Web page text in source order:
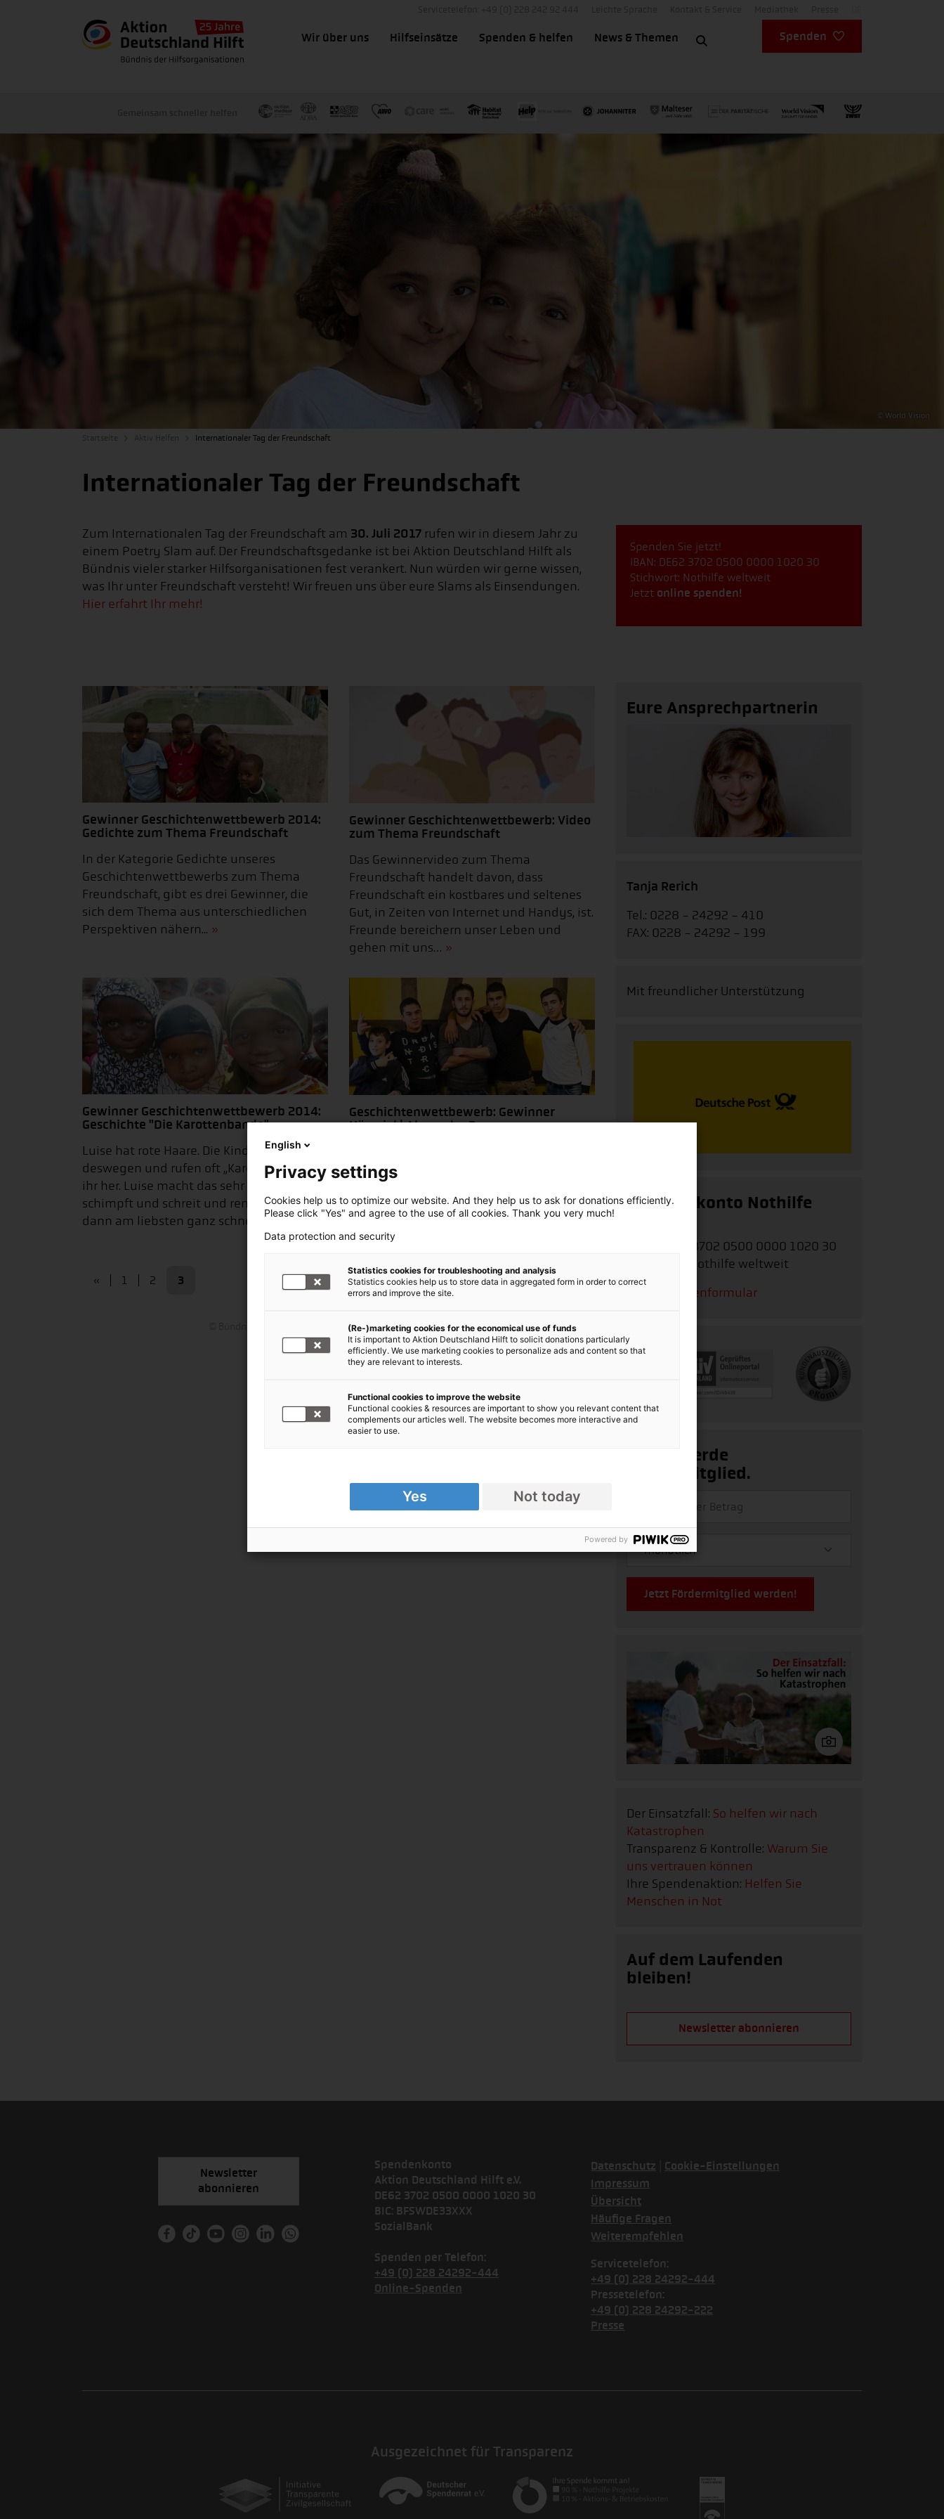
Wir über uns Hilfseinsätze Spenden & helfen News & Themen Spenden
© World Vision
Internationaler Tag der Freundschaft
Internationaler Tag der Freundschaft
Zum Internationalen Tag der Freundschaft am 30. Juli 2017 rufen wir in diesem Jahr zu
einem Poetry Slam auf. Der Freundschaftsgedanke ist bei Aktion Deutschland Hilft als
Bündnis vieler starker Hilfsorganisationen fest verankert. Nun würden wir gerne wissen,
was Ihr unter Freundschaft versteht! Wir freuen uns über eure Slams als Einsendungen.
Hier erfahrt Ihr mehr!
Spenden Sie jetzt!
IBAN: DE62 3702 0500 0000 1020 30
Stichwort: Nothilfe weltweit
Jetzt online spenden!
Gewinner Geschichtenwettbewerb 2014:
Gedichte zum Thema Freundschaft
In der Kategorie Gedichte unseres
Geschichtenwettbewerbs zum Thema
Freundschaft, gibt es drei Gewinner, die
sich dem Thema aus unterschiedlichen
Perspektiven nähern...
Gewinner Geschichtenwettbewerb: Video
zum Thema Freundschaft
Das Gewinnervideo zum Thema
Freundschaft handelt davon, dass
Freundschaft ein kostbares und seltenes
Gut, in Zeiten von Internet und Handys, ist.
Freunde bereichern unser Leben und
gehen mit uns…
Gewinner Geschichtenwettbewerb 2014:
Geschichte "Die Karottenbande"
Luise hat rote Haare. Die Kinder lachen
deswegen und rufen oft „Karotte“ hinter
ihr her. Luise macht das sehr wütend. Sie
schimpft und schreit und rennt und will
dann am liebsten ganz schnell vom…
Geschichtenwettbewerb: Gewinner
Hörspiel | Alexander Busse
gut die kreative Umsetzung des Themas
Freundschaft gefallen,“ meint Gabriele
Kotulla, Jury-Mitglied und Leiterin der
Group Corporate Responsibility der…
« 1 2 3
© Bündnis deutscher Hilfsorganisationen: Spenden & helfen
Eure Ansprechpartnerin
Tanja Rerich
Tel.: 0228 - 24292 - 410
FAX: 0228 - 24292 - 199
Mit freundlicher Unterstützung
Spendenkonto Nothilfe
DE62 3702 0500 0000 1020 30
Nothilfe weltweit
Zum Spendenformular
Ja, ich werde
Fördermitglied.
Jetzt Fördermitglied werden!
Der Einsatzfall: So helfen wir nach
Katastrophen
Transparenz & Kontrolle: Warum Sie
uns vertrauen können
Ihre Spendenaktion: Helfen Sie
Menschen in Not
Auf dem Laufenden
bleiben!
Newsletter abonnieren
Newsletter
abonnieren
Spendenkonto
Aktion Deutschland Hilft e.V.
DE62 3702 0500 0000 1020 30
BIC: BFSWDE33XXX
SozialBank
Spenden per Telefon:
+49 (0) 228 24292-444
Online-Spenden
Datenschutz
Cookie-Einstellungen
Impressum
Übersicht
Häufige Fragen
Weiterempfehlen
Servicetelefon:
+49 (0) 228 24292-444
Pressetelefon:
+49 (0) 228 24292-222
Presse
Ausgezeichnet für Transparenz
English
Privacy settings
Cookies help us to optimize our website. And they help us to ask for donations efficiently.
Please click "Yes" and agree to the use of all cookies. Thank you very much!
Data protection and security
Statistics cookies for troubleshooting and analysis
Statistics cookies help us to store data in aggregated form in order to correct
errors and improve the site.
(Re-)marketing cookies for the economical use of funds
It is important to Aktion Deutschland Hilft to solicit donations particularly
efficiently. We use marketing cookies to personalize ads and content so that
they are relevant to interests.
Functional cookies to improve the website
Functional cookies & resources are important to show you relevant content that
complements our articles well. The website becomes more interactive and
easier to use.
Yes Not today
Powered by